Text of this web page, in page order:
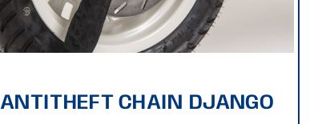
ANTITHEFT CHAIN DJANGO